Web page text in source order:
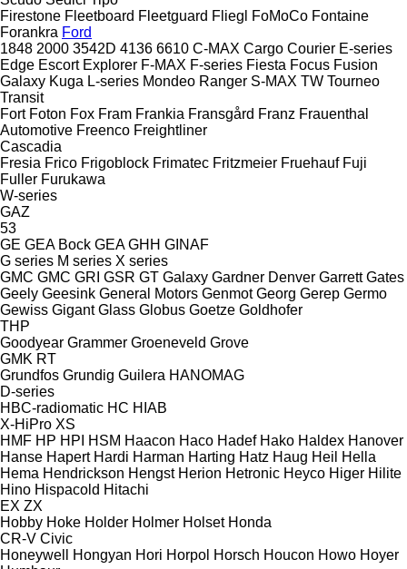
Firestone Fleetboard Fleetguard Fliegl FoMoCo Fontaine
Forankra Ford
1848 2000 3542D 4136 6610 C-MAX Cargo Courier E-series
Edge Escort Explorer F-MAX F-series Fiesta Focus Fusion
Galaxy Kuga L-series Mondeo Ranger S-MAX TW Tourneo
Transit
Fort Foton Fox Fram Frankia Fransgård Franz Frauenthal
Automotive Freenco Freightliner
Cascadia
Fresia Frico Frigoblock Frimatec Fritzmeier Fruehauf Fuji
Fuller Furukawa
W-series
GAZ
53
GE GEA Bock GEA GHH GINAF
G series M series X series
GMC GMC GRI GSR GT Galaxy Gardner Denver Garrett Gates
Geely Geesink General Motors Genmot Georg Gerep Germo
Gewiss Gigant Glass Globus Goetze Goldhofer
THP
Goodyear Grammer Groeneveld Grove
GMK RT
Grundfos Grundig Guilera HANOMAG
D-series
HBC-radiomatic HC HIAB
X-HiPro XS
HMF HP HPI HSM Haacon Haco Hadef Hako Haldex Hanover
Hanse Hapert Hardi Harman Harting Hatz Haug Heil
Hella
Hema Hendrickson Hengst Herion Hetronic Heyco Higer Hilite
Hino Hispacold Hitachi
EX ZX
Hobby Hoke Holder Holmer Holset Honda
CR-V Civic
Honeywell
Hongyan Hori Horpol Horsch Houcon Howo Hoyer